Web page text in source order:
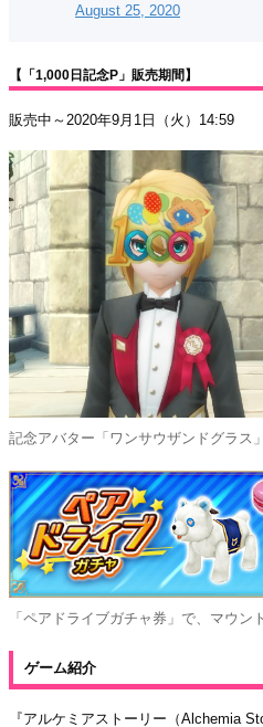
August 25, 2020
【「1,000日記念P」販売期間】
販売中～2020年9月1日（火）14:59
記念アバター「ワンサウザンドグラス」
「ペアドライブガチャ券」で、マウン
ゲーム紹介
『アルケミアストーリー（Alchemia